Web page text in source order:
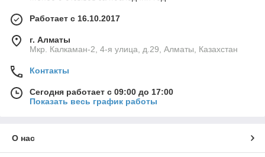
Работает с 16.10.2017
г. Алматы
Мкр. Калкаман-2, 4-я улица, д.29, Алматы, Казахстан
Контакты
Сегодня работает с 09:00 до 17:00
Показать весь график работы
О нас